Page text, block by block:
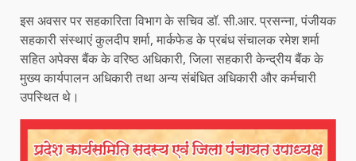
इस अवसर पर सहकारिता विभाग के सचिव डॉ. सी.आर. प्रसन्ना, पंजीयक
सहकारी संस्थाएं कुलदीप शर्मा, मार्कफेड के प्रबंध संचालक रमेश शर्मा
सहित अपेक्स बैंक के वरिष्ठ अधिकारी, जिला सहकारी केन्द्रीय बैंक के
मुख्य कार्यपालन अधिकारी तथा अन्य संबंधित अधिकारी और कर्मचारी
उपस्थित थे।